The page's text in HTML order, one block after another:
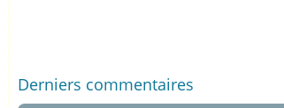
Derniers commentaires